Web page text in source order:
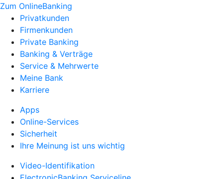
Zum OnlineBanking
Privatkunden
Firmenkunden
Private Banking
Banking & Verträge
Service & Mehrwerte
Meine Bank
Karriere
Apps
Online-Services
Sicherheit
Ihre Meinung ist uns wichtig
Video-Identifikation